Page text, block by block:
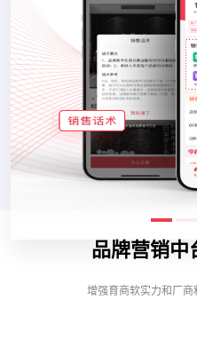
品牌营销中
增强育商软实力和厂